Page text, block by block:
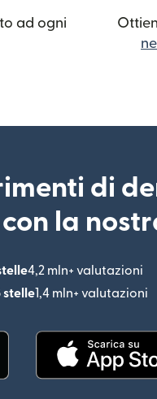
ad ogni
di
la
4,2 mln+ valutazioni
stelle1,4 mln+ valutazioni